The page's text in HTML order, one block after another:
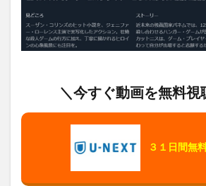
＼今すぐ動画を無料視
３１日間無